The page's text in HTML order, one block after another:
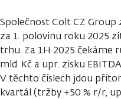
Společnost Colt CZ Group
za 1. polovinu roku 2025
trhu. Za 1H 2025 čekáme
mld. Kč a upr. zisku
V těchto číslech jdou
kvartál (tržby +50 % r/r,